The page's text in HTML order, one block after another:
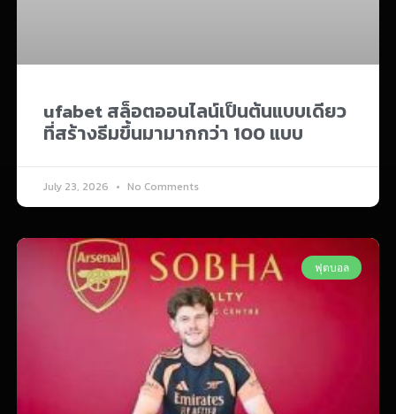
ufabet สล็อตออนไลน์เป็นต้นแบบเดียว
ที่สร้างธีมขึ้นมามากกว่า 100 แบบ
July 23, 2026 No Comments
ฟุตบอล